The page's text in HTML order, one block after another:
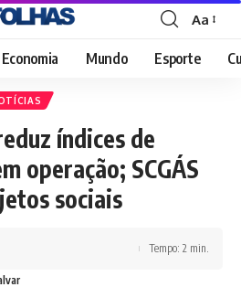
Font
Resizer
Aa
Economia Mundo Esporte
índices de
operação; SCGÁS
sociais
Tempo: 2 min.